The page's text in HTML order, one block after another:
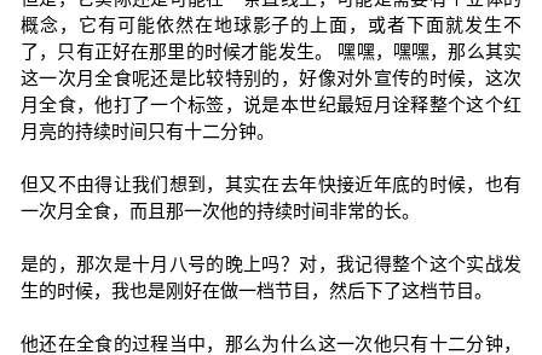
概念，它有可能依然在地球影子的上面，或者下面就发生不
了，只有正好在那里的时候才能发生。 嘿嘿，嘿嘿，那么其实
这一次月全食呢还是比较特别的，好像对外宣传的时候，这次
月全食，他打了一个标签，说是本世纪最短月诠释整个这个红
月亮的持续时间只有十二分钟。
但又不由得让我们想到，其实在去年快接近年底的时候，也有
一次月全食，而且那一次他的持续时间非常的长。
是的，那次是十月八号的晚上吗？对，我记得整个这个实战发
生的时候，我也是刚好在做一档节目，然后下了这档节目。
他还在全食的过程当中，那么为什么这一次他只有十二分钟，